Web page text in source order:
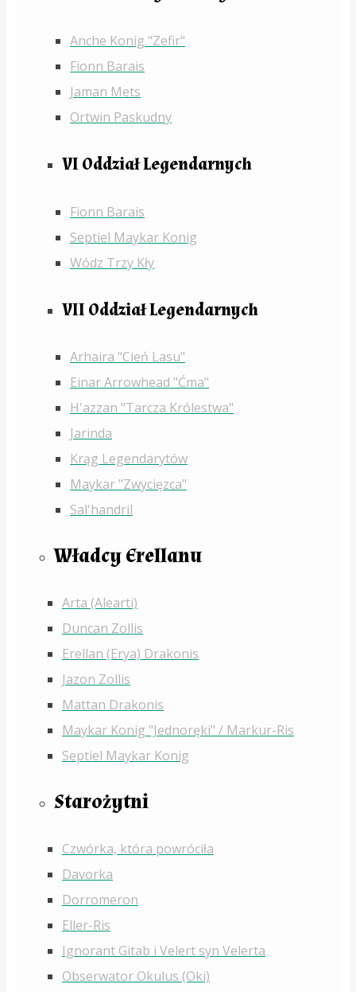
Anche Konig "Zefir"
Fionn Barais
Jaman Mets
Ortwin Paskudny
VI Oddział Legendarnych
Fionn Barais
Septiel Maykar Konig
Wódz Trzy Kły
VII Oddział Legendarnych
Arhaira "Cień Lasu"
Einar Arrowhead "Ćma"
H'azzan "Tarcza Królestwa"
Jarinda
Krąg Legendarytów
Maykar "Zwycięzca"
Sal'handril
Władcy Erellanu
Arta (Alearti)
Duncan Zollis
Erellan (Erya) Drakonis
Jazon Zollis
Mattan Drakonis
Maykar Konig "Jednoręki" / Markur-Ris
Septiel Maykar Konig
Starożytni
Czwórka, która powróciła
Davorka
Dorromeron
Eller-Ris
Ignorant Gitab i Velert syn Velerta
Obserwator Okulus (Oki)